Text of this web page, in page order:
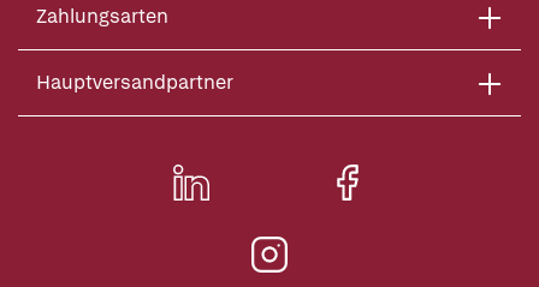
Zahlungsarten
Hauptversandpartner